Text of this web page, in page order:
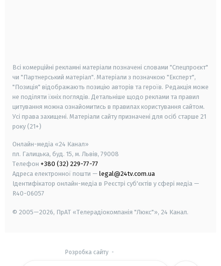
Всі комерційні рекламні матеріали позначені словами "Спецпроєкт"
чи "Партнерський матеріал". Матеріали з позначкою "Експерт",
"Позиція" відображають позицію авторів та героїв. Редакція може
не поділяти їхніх поглядів. Детальніше щодо реклами та правил
цитування можна ознайомитись в правилах користування сайтом.
Усі права захищені. Матеріали сайту призначені для осіб старше 21
року (21+)
Онлайн-медіа «24 Канал»
пл. Галицька, буд. 15, м. Львів, 79008
Телефон +380 (32) 229-77-77
Адреса електронної пошти — legal@24tv.com.ua
Ідентифікатор онлайн-медіа в Реєстрі суб'єктів у сфері медіа —
R40-06057
© 2005—2026, ПрАТ «Телерадіокомпанія "Люкс"», 24 Канал.
Розробка сайту-